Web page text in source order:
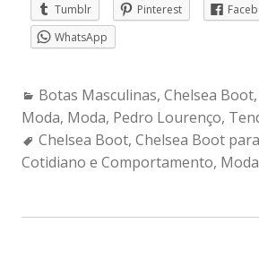
Tumblr
Pinterest
WhatsApp
Categories:
Botas Masculinas, Chelsea Boot,
Moda, Moda, Pedro Lourenço,
Tags:
Chelsea Boot, Chelsea Boot
Cotidiano e Comportamento,